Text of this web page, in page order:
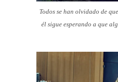
Todos se han olvidado de
él sigue esperando a que